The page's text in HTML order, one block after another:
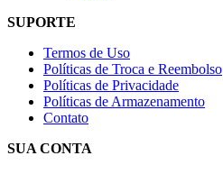
SUPORTE
Termos de Uso
Políticas de Troca e Reembolso
Políticas de Privacidade
Políticas de Armazenamento
Contato
SUA CONTA